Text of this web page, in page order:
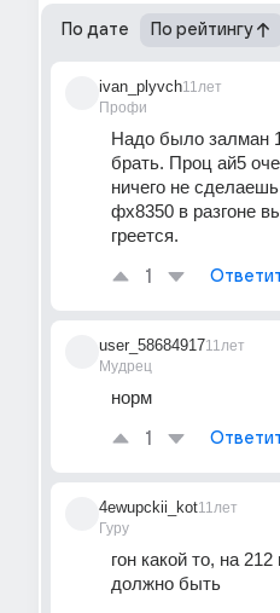
По дате По рейтингу
ivan_plyvch
Профи
11лет
Надо было залман
брать. Проц ай5
ничего не
фх8350 в разгоне
греется.
1
user_58684917
Мудрец
11лет
норм
1
4ewupckii_kot
Гуру
11лет
гон какой то, на 212
должно быть